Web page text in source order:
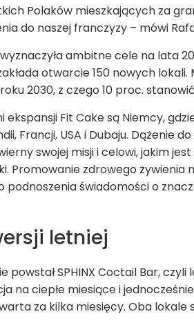
Polaków mieszkających za
do naszej franczyzy – mówi
ambitne cele na lata
otwarcie 150 nowych
2030, z czego 10 proc.
ekspansji Fit Cake są Niemcy,
Francji, USA i Dubaju. Dążenie
swojej misji i celowi, jakim
Promowanie zdrowego
podnoszenia świadomości o
letniej
powstał SPHINX Coctail Bar,
na ciepłe miesiące i
za kilka miesięcy. Oba lokale